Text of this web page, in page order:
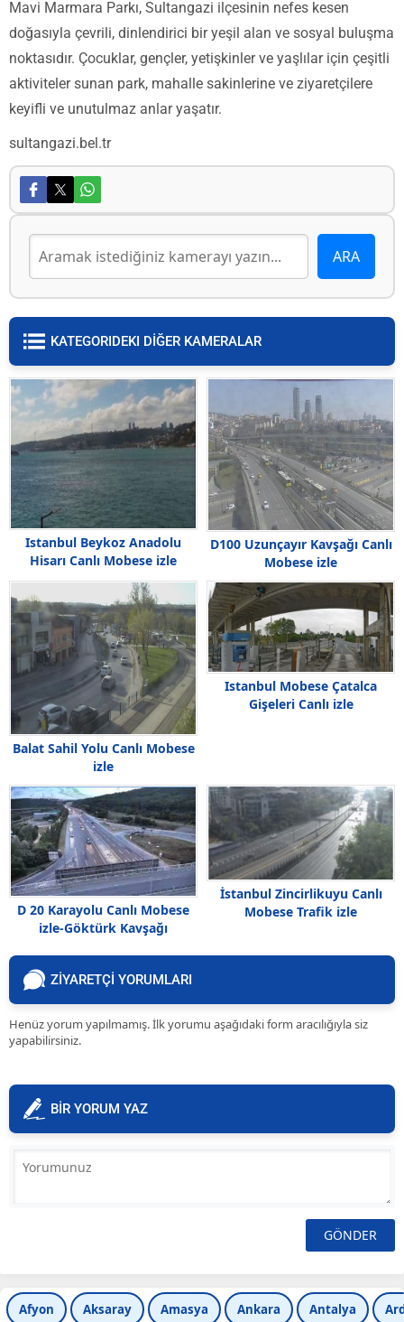
Mavi Marmara Parkı, Sultangazi ilçesinin nefes kesen
doğasıyla çevrili, dinlendirici bir yeşil alan ve sosyal buluşma
noktasıdır. Çocuklar, gençler, yetişkinler ve yaşlılar için çeşitli
aktiviteler sunan park, mahalle sakinlerine ve ziyaretçilere
keyifli ve unutulmaz anlar yaşatır.
sultangazi.bel.tr
KATEGORIDEKI DİĞER KAMERALAR
Istanbul Beykoz Anadolu
Hisarı Canlı Mobese izle
D100 Uzunçayır Kavşağı Canlı
Mobese izle
Balat Sahil Yolu Canlı Mobese
izle
Istanbul Mobese Çatalca
Gişeleri Canlı izle
D 20 Karayolu Canlı Mobese
izle-Göktürk Kavşağı
İstanbul Zincirlikuyu Canlı
Mobese Trafik izle
ZİYARETÇİ YORUMLARI
Henüz yorum yapılmamış. İlk yorumu aşağıdaki form aracılığıyla siz
yapabilirsiniz.
BİR YORUM YAZ
Afyon Aksaray Amasya Ankara Antalya